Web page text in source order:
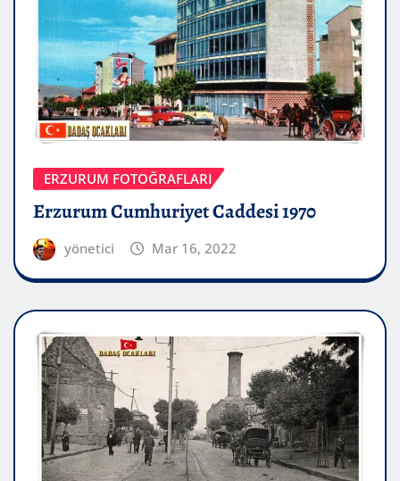
ERZURUM FOTOĞRAFLARI
Erzurum Cumhuriyet Caddesi 1970
yönetici Mar 16, 2022